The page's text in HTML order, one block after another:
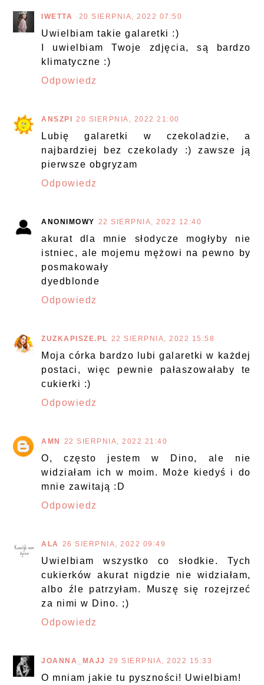
IWETTA 20 SIERPNIA, 2022 07:50
Uwielbiam takie galaretki :)
I uwielbiam Twoje zdjęcia, są bardzo
klimatyczne :)
Odpowiedz
ANSZPI 20 SIERPNIA, 2022 21:00
Lubię galaretki w czekoladzie, a
najbardziej bez czekolady :) zawsze ją
pierwsze obgryzam
Odpowiedz
ANONIMOWY 22 SIERPNIA, 2022 12:40
akurat dla mnie słodycze mogłyby nie
istniec, ale mojemu mężowi na pewno by
posmakowały
dyedblonde
Odpowiedz
ZUZKAPISZE.PL 22 SIERPNIA, 2022 15:58
Moja córka bardzo lubi galaretki w każdej
postaci, więc pewnie pałaszowałaby te
cukierki :)
Odpowiedz
AMN 22 SIERPNIA, 2022 21:40
O, często jestem w Dino, ale nie
widziałam ich w moim. Może kiedyś i do
mnie zawitają :D
Odpowiedz
ALA 26 SIERPNIA, 2022 09:49
Uwielbiam wszystko co słodkie. Tych
cukierków akurat nigdzie nie widziałam,
albo źle patrzyłam. Muszę się rozejrzeć
za nimi w Dino. ;)
Odpowiedz
JOANNA_MAJJ 29 SIERPNIA, 2022 15:33
O mniam jakie tu pyszności! Uwielbiam!